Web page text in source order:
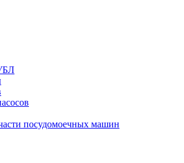
посудомоечных машин